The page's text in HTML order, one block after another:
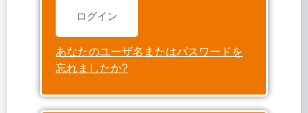
ログイン
あなたのユーザ名またはパスワードを
忘れましたか?